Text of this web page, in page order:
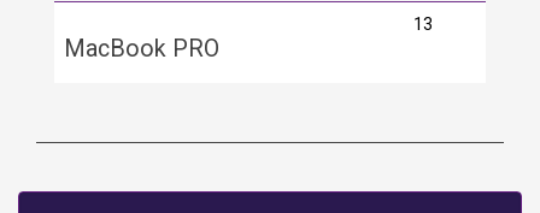
MacBook PRO
13